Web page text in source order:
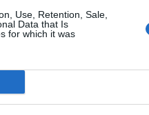
Use, Retention, Sale,
Data that Is
for which it was